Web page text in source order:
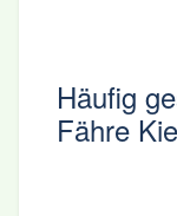
Häufig
Fähre